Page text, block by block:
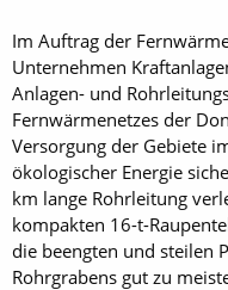
Im Auftrag der
Unternehmen
Anlagen- und
Fernwärmenetzes der
Versorgung der Gebiete
ökologischer Energie
km lange Rohrleitung
kompakten 16-t-
die beengten und steilen
Rohrgrabens gut zu